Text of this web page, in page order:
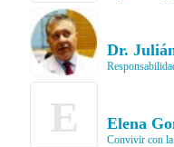
Dr.
E Elena
Convivir con la